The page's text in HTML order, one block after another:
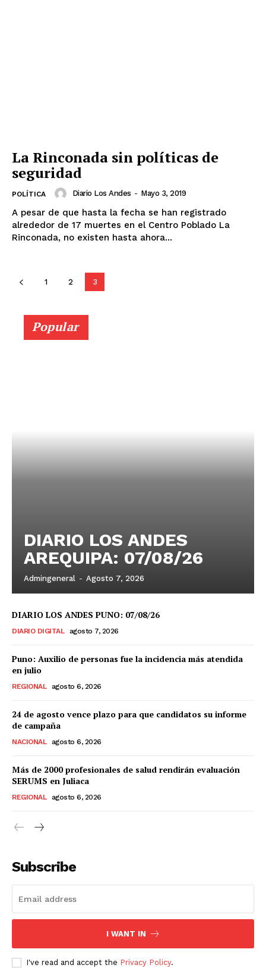
Diario los Andes
Nosotros
La Rinconada sin políticas de
seguridad
POLÍTICA Diario Los Andes - Mayo 3, 2019
A pesar de que hasta la fecha se han registrado
alrededor de 17 muertes en el Centro Poblado La
Rinconada, no existen hasta ahora...
1 2 3
Popular
DIARIO LOS ANDES
AREQUIPA: 07/08/26
Admingeneral - Agosto 7, 2026
DIARIO LOS ANDES PUNO: 07/08/26
DIARIO DIGITAL agosto 7, 2026
Puno: Auxilio de personas fue la incidencia más atendida
en julio
REGIONAL agosto 6, 2026
24 de agosto vence plazo para que candidatos su informe
de campaña
NACIONAL agosto 6, 2026
Más de 2000 profesionales de salud rendirán evaluación
SERUMS en Juliaca
REGIONAL agosto 6, 2026
Subscribe
I WANT IN
I've read and accept the Privacy Policy.